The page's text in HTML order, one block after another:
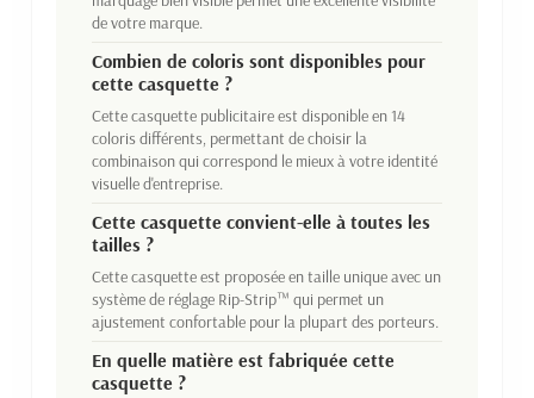
de votre marque.
Combien de coloris sont disponibles pour
cette casquette ?
Cette casquette publicitaire est disponible en 14
coloris différents, permettant de choisir la
combinaison qui correspond le mieux à votre identité
visuelle d'entreprise.
Cette casquette convient-elle à toutes les
tailles ?
Cette casquette est proposée en taille unique avec un
système de réglage Rip-Strip™ qui permet un
ajustement confortable pour la plupart des porteurs.
En quelle matière est fabriquée cette
casquette ?